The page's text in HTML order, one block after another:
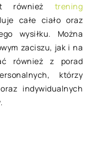
również trening
całe ciało oraz
wysiłku. Można
zaciszu, jak i na
również z porad
którzy
indywidualnych